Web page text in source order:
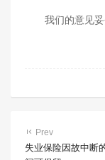
我们的意见妥
Prev
失业保险因故中断